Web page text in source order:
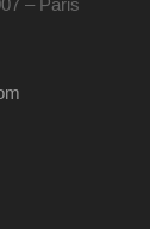
– Paris